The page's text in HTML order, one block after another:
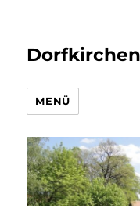
MENÜ